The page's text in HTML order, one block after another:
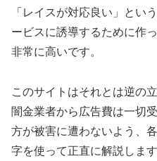
「レイスが対応良い」とい
ービスに誘導するために作
非常に高いです。
このサイトはそれとは逆の
闇金業者から広告費は一切
方が被害に遭わないよう、
字を使って正直に解説します